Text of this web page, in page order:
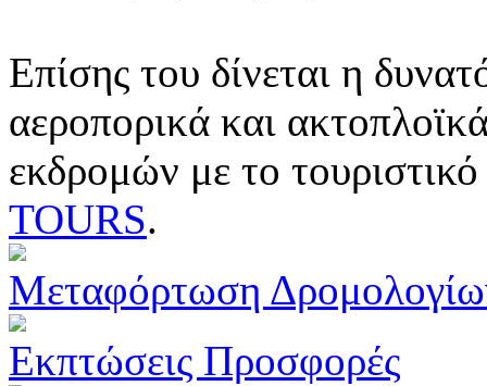
Επίσης του δίνεται η
αεροπορικά και
εκδρομών με το
TOURS.
Μεταφόρτωση
Εκπτώσεις Προσφορές